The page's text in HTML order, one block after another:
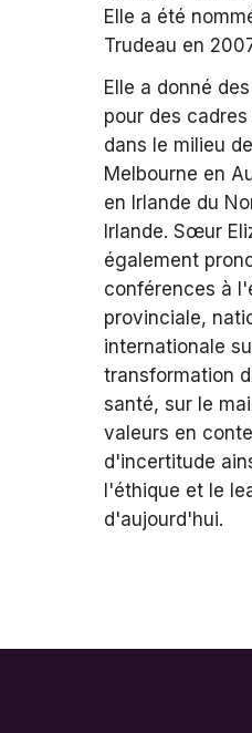
Elle a été
Trudeau en
Elle a donné
pour des
dans le milieu
Melbourne en
en Irlande du
Irlande. Sœur
également
conférences à
provinciale,
internationale
transformation
santé, sur le
valeurs en
d'incertitude
l'éthique et le
d'aujourd'hui.